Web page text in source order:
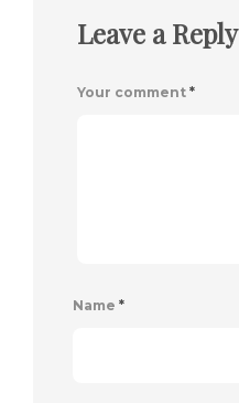
Leave a Reply
Your comment *
Name *